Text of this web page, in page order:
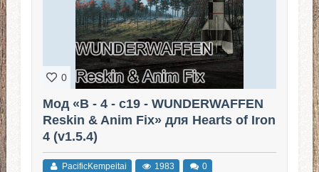
0
Мод «B - 4 - c19 - WUNDERWAFFEN
Reskin & Anim Fix» для Hearts of Iron
4 (v1.5.4)
PacificKempeitai 1983 0